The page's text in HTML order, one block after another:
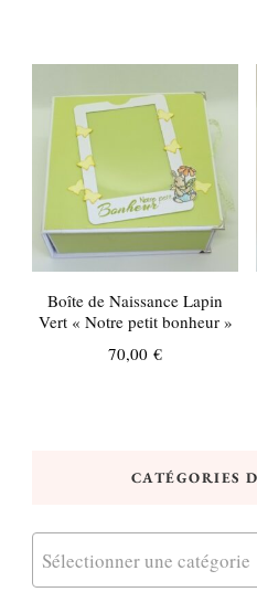
Boîte de Naissance Lapin
Vert « Notre petit bonheur »
70,00€
CATÉGORIES
Sélectionner une catégorie